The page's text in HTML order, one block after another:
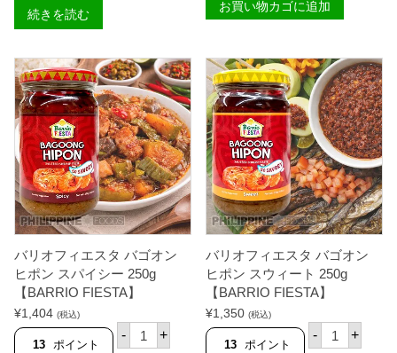
続きを読む
エ
バ
ゴ
オ
ン
ヒ
ポ
ン
レ
ギ
ュ
ラ
ー
2
0
g
【
B
お買い物カゴに追加
バリオフィエスタ バゴオン
ヒポン スパイシー 250g
【BARRIO FIESTA】
¥1,404 (税込)
13 ポイント
- バ
リ
+
バリオフィエスタ バゴオン
ヒポン スウィート 250g
【BARRIO FIESTA】
¥1,350 (税込)
13 ポイント
- バ
リ
+